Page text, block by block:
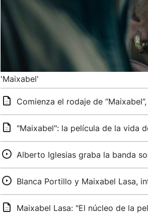
'Maixabel'
Comienza el rodaje de
"Maixabel": la película de la vida
Alberto Iglesias graba la banda
Blanca Portillo y Maixabel Lasa,
Maixabel Lasa: "El núcleo de la